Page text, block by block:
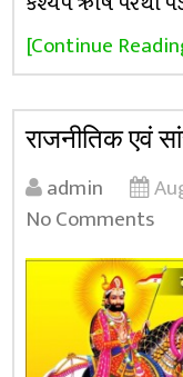
[Continue
राजनीतिक एवं
admin
No Comments